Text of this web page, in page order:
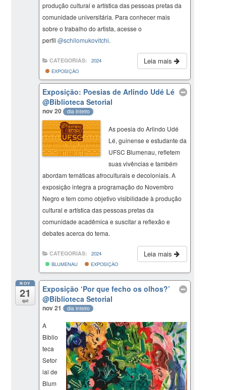
produção cultural e artística das pessoas pretas da
comunidade universitária. Para conhecer mais
sobre o trabalho do artista, acesse o
perfil@schilomukovitchi.
Leia mais
CATEGORIAS:
2024
EXPOSIÇÃO
Exposição: Poesias de Arlindo Udé Lé
@Biblioteca Setorial
nov 20 dia inteiro
As poesia do Arlindo Udé
Lé, guinense e estudante da
UFSC Blumenau, refletem
suas vivências e também
abordam temáticas afroculturais e decoloniais. A
exposição integra a programação do Novembro
Negro e tem como objetivo visibilidade à produção
cultural e artística das pessoas pretas da
comunidade acadêmica e suscitar a reflexão e
debates acerca do tema.
Leia mais
CATEGORIAS:
2024
BLUMENAU
EXPOSIÇÃO
NOV
21
qui
Exposição ‘Por que fecho os olhos?’
@Biblioteca Setorial
nov 21 dia inteiro
A
Biblio
teca
Setor
ial de
Blum